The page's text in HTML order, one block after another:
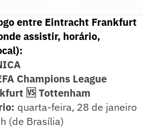
entre Eintracht Frankfurt
assistir, horário,
Champions League
🆚 Tottenham
quarta-feira, 28 de janeiro
(de Brasília)